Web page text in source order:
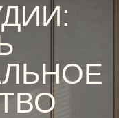
идет